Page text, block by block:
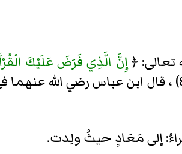
تعالى: ﴿إِنَّ الَّذِي فَرَضَ عَلَيْكَ
إلى مَعَادٍ حيثُ ولِدت.